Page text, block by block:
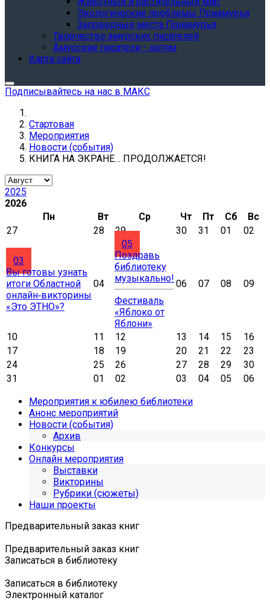
Экологические проблемы Приамурья
Заповедные места Приамурья
Творчество амурских писателей
Амурские писатели - детям
Карта сайта
Подписывайтесь на нас в МАКС
Стартовая
Мероприятия
Новости (события)
КНИГА НА ЭКРАНЕ… ПРОДОЛЖАЕТСЯ!
2025
2026
Пн
Вт Ср Чт Пт Сб
Вс
27
28 29 30 31 01 02
03
Вы готовы узнать
итоги Областной
онлайн‑викторины
«Это ЭТНО»?
04
05
Поздравь
библиотеку
музыкально!
Фестиваль
«Яблоко от
Яблони»
06 07 08 09
10 11 12 13 14 15
16
17
18 19 20 21 22
23
24
25 26 27 28 29
30
31
01 02 03 04 05
06
Мероприятия к юбилею библиотеки
Анонс мероприятий
Новости (события)
Архив
Конкурсы
Онлайн мероприятия
Выставки
Викторины
Рубрики (сюжеты)
Наши проекты
Предварительный заказ книг
Предварительный заказ книг
Записаться в библиотеку
Записаться в библиотеку
Электронный каталог